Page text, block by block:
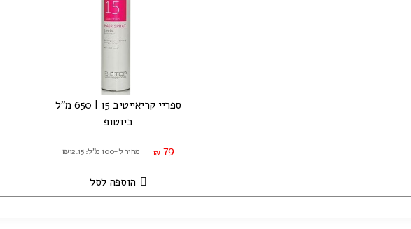
ספריי קריאייטיב 15 | 650 מ"ל
ביוטופ
₪ 79 מחיר ל-100 מ"ל: ₪12.15
הוספה לסל